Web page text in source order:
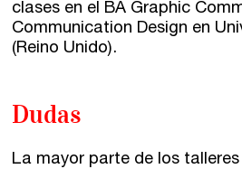
clases en el BA Graphic
Communication Design en
(Reino Unido).
Dudas
La mayor parte de los